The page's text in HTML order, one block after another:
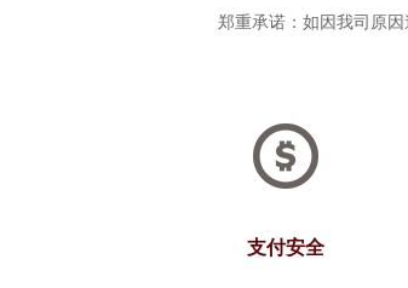
郑重承诺：如因我司原
支付安全